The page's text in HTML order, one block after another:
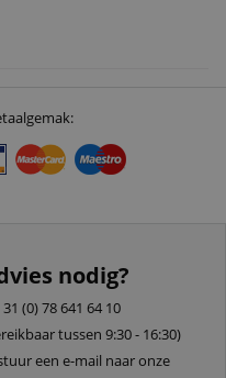
nodig?
31 (0) 78 641 64 10
tussen 9:30 - 16:30)
een e-mail naar onze